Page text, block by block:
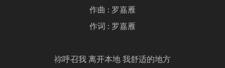
作曲 : 罗嘉雁
作词 : 罗嘉雁
祢呼召我 离开本地 我舒适的地方